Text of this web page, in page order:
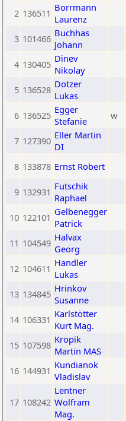
2 136511 Borrmann
Laurenz
3 101466 Buchhas
Johann
4 130405 Dinev
Nikolay
5 136528 Dotzer
Lukas
6 136525 Egger
Stefanie
w
7 127390 Eller Martin
DI
8 133878 Ernst Robert
9 132931 Futschik
Raphael
10 122101 Gelbenegger
Patrick
11 104549 Halvax
Georg
12 104611 Handler
Lukas
13 134845 Hrinkov
Susanne
14 106331 Karlstötter
Kurt Mag.
15 107598 Kropik
Martin MAS
16 144931 Kundianok
Vladislav
17 108242
Lentner
Wolfram
Mag.